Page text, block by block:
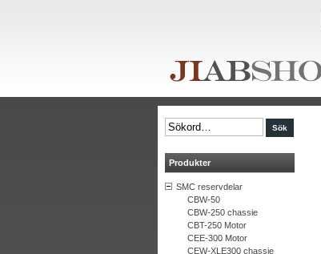
Produkter
SMC reservdelar
CBW-50
CBW-250 chassie
CBT-250 Motor
CEE-300 Motor
CEW-XLE300 chassie